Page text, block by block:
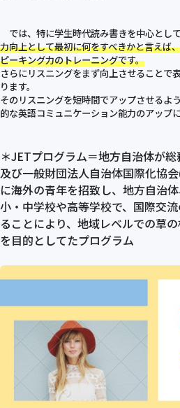
では、特に学生時代読み書きを中心とし
力向上として最初に何をすべきかと言えば
ピーキング力のトレーニングです。
さらにリスニングをまず向上させることで
ります。
そのリスニングを短時間でアップさせるよ
的な英語コミュニケーション能力のアップに
＊JETプログラム＝地方自治体が
及び一般財団法人自治体国際化協
に海外の青年を招致し、地方自治
小・中学校や高等学校で、国際交
ることにより、地域レベルでの草
を目的としてたプログラム